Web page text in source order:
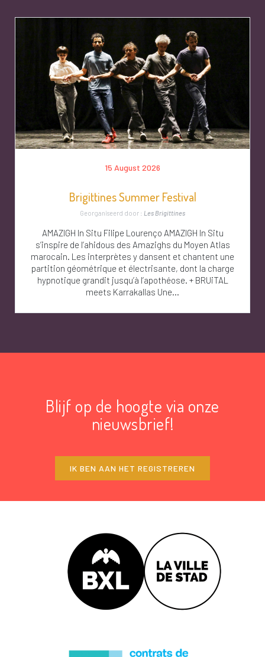
15 August 2026
Brigittines Summer Festival
Georganiseerd door : Les Brigittines
AMAZIGH In Situ Filipe Lourenço AMAZIGH In Situ
s’inspire de l’ahidous des Amazighs du Moyen Atlas
marocain. Les interprètes y dansent et chantent une
partition géométrique et électrisante, dont la charge
hypnotique grandit jusqu’à l’apothéose. + BRUiTAL
meets Karrakallas Une...
Blijf op de hoogte via onze
nieuwsbrief!
IK BEN AAN HET REGISTREREN